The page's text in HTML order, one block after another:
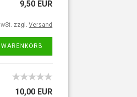
9,50 EUR
zzgl. Versand
WARENKORB
10,00 EUR